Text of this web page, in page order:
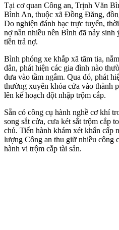
Tại cơ quan Công an, Trịnh Văn
Bình An, thuộc xã Đồng Đăng,
Do nghiện đánh bạc trực tuyến,
nợ nần nhiều nên Bình đã nảy sinh
tiền trả nợ.
Bình phóng xe khắp xã tăm tia,
dân, phát hiện các gia đình nào
đưa vào tầm ngắm. Qua đó, phát
thường xuyên khóa cửa vào thành
lên kế hoạch đột nhập trộm cắp.
Sẵn có công cụ hành nghề cơ khí
song sắt cửa, cưa két sắt trộm cắp
chủ. Tiến hành khám xét khẩn
lượng Công an thu giữ nhiều công
hành vi trộm cắp tài sản.